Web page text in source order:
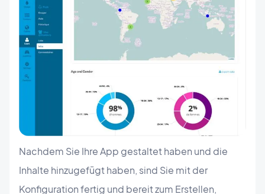
Nachdem Sie Ihre App gestaltet haben und die
Inhalte hinzugefügt haben, sind Sie mit der
Konfiguration fertig und bereit zum Erstellen,